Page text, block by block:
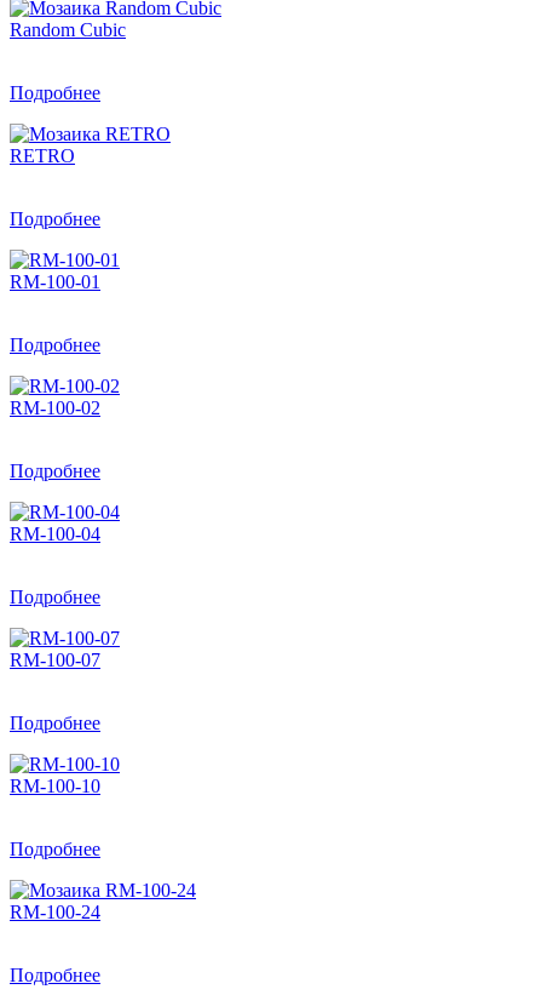
Random Cubic
Подробнее
RETRO
Подробнее
RM-100-01
Подробнее
RM-100-02
Подробнее
RM-100-04
Подробнее
RM-100-07
Подробнее
RM-100-10
Подробнее
RM-100-24
Подробнее